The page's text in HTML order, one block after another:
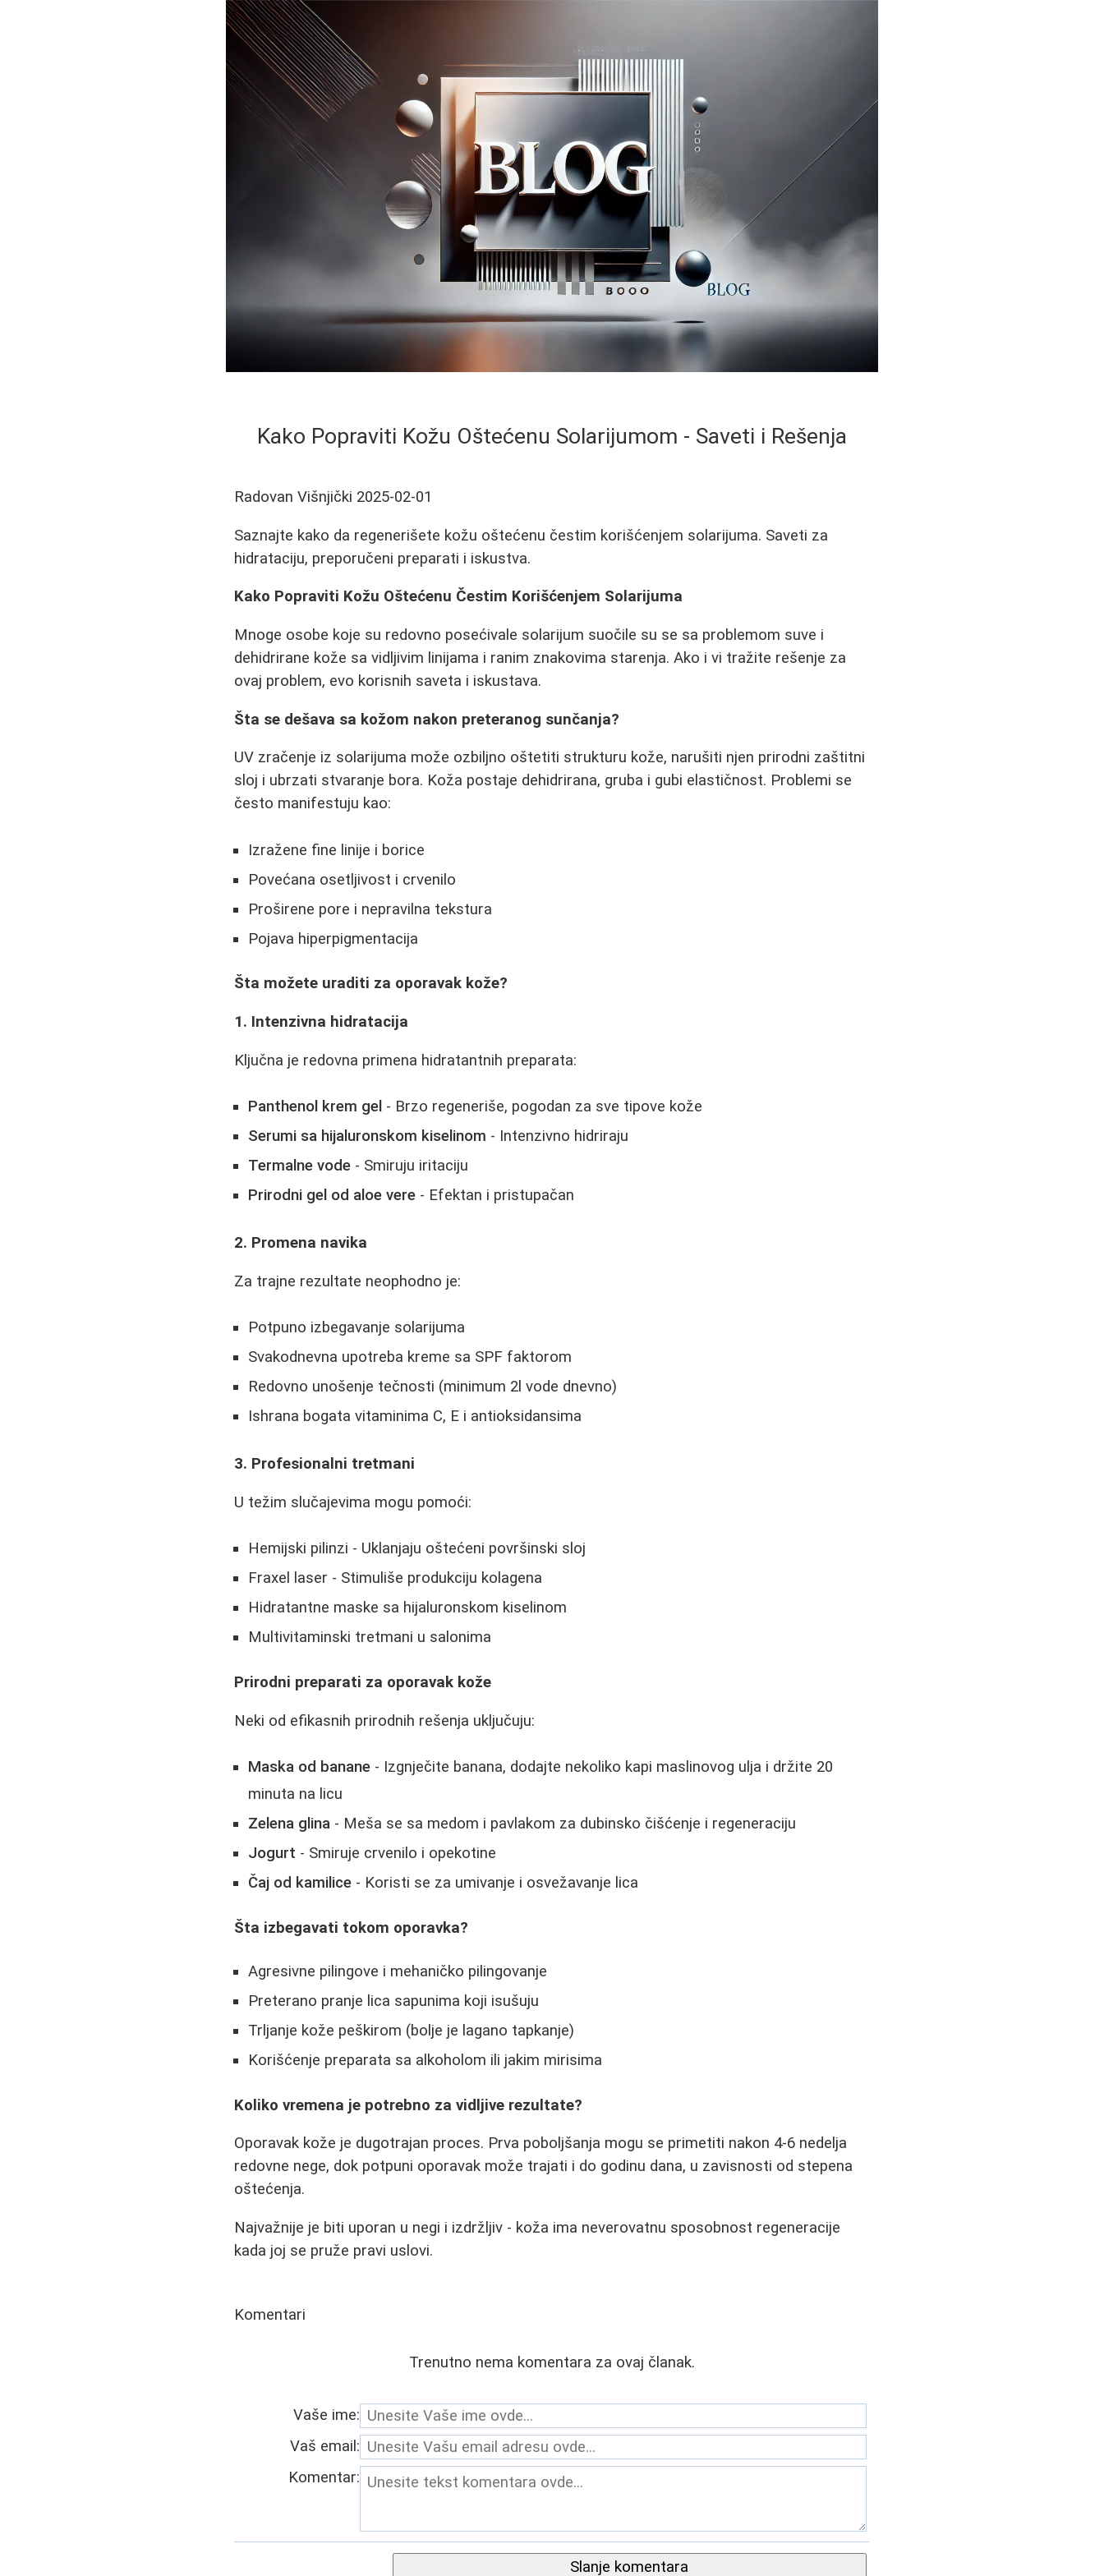
Kako Popraviti Kožu Oštećenu Solarijumom - Saveti i Rešenja
Radovan Višnjički 2025-02-01
Saznajte kako da regenerišete kožu oštećenu čestim korišćenjem solarijuma. Saveti za
hidrataciju, preporučeni preparati i iskustva.
Kako Popraviti Kožu Oštećenu Čestim Korišćenjem Solarijuma
Mnoge osobe koje su redovno posećivale solarijum suočile su se sa problemom suve i
dehidrirane kože sa vidljivim linijama i ranim znakovima starenja. Ako i vi tražite rešenje za
ovaj problem, evo korisnih saveta i iskustava.
Šta se dešava sa kožom nakon preteranog sunčanja?
UV zračenje iz solarijuma može ozbiljno oštetiti strukturu kože, narušiti njen prirodni zaštitni
sloj i ubrzati stvaranje bora. Koža postaje dehidrirana, gruba i gubi elastičnost. Problemi se
često manifestuju kao:
Izražene fine linije i borice
Povećana osetljivost i crvenilo
Proširene pore i nepravilna tekstura
Pojava hiperpigmentacija
Šta možete uraditi za oporavak kože?
1. Intenzivna hidratacija
Ključna je redovna primena hidratantnih preparata:
Panthenol krem gel - Brzo regeneriše, pogodan za sve tipove kože
Serumi sa hijaluronskom kiselinom - Intenzivno hidriraju
Termalne vode - Smiruju iritaciju
Prirodni gel od aloe vere - Efektan i pristupačan
2. Promena navika
Za trajne rezultate neophodno je:
Potpuno izbegavanje solarijuma
Svakodnevna upotreba kreme sa SPF faktorom
Redovno unošenje tečnosti (minimum 2l vode dnevno)
Ishrana bogata vitaminima C, E i antioksidansima
3. Profesionalni tretmani
U težim slučajevima mogu pomoći:
Hemijski pilinzi - Uklanjaju oštećeni površinski sloj
Fraxel laser - Stimuliše produkciju kolagena
Hidratantne maske sa hijaluronskom kiselinom
Multivitaminski tretmani u salonima
Prirodni preparati za oporavak kože
Neki od efikasnih prirodnih rešenja uključuju:
Maska od banane - Izgnječite banana, dodajte nekoliko kapi maslinovog ulja i držite 20
minuta na licu
Zelena glina - Meša se sa medom i pavlakom za dubinsko čišćenje i regeneraciju
Jogurt - Smiruje crvenilo i opekotine
Čaj od kamilice - Koristi se za umivanje i osvežavanje lica
Šta izbegavati tokom oporavka?
Agresivne pilingove i mehaničko pilingovanje
Preterano pranje lica sapunima koji isušuju
Trljanje kože peškirom (bolje je lagano tapkanje)
Korišćenje preparata sa alkoholom ili jakim mirisima
Koliko vremena je potrebno za vidljive rezultate?
Oporavak kože je dugotrajan proces. Prva poboljšanja mogu se primetiti nakon 4-6 nedelja
redovne nege, dok potpuni oporavak može trajati i do godinu dana, u zavisnosti od stepena
oštećenja.
Najvažnije je biti uporan u negi i izdržljiv - koža ima neverovatnu sposobnost regeneracije
kada joj se pruže pravi uslovi.
Komentari
Trenutno nema komentara za ovaj članak.
Vaše ime:
Vaš email:
Komentar:
Slanje komentara